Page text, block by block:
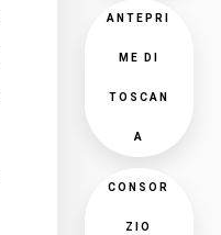
ANTEPRI
ME DI
TOSCAN
A
CONSOR
ZIO